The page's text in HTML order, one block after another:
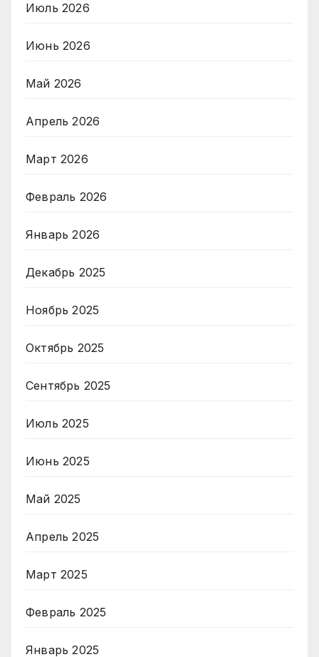
Июль 2026
Июнь 2026
Май 2026
Апрель 2026
Март 2026
Февраль 2026
Январь 2026
Декабрь 2025
Ноябрь 2025
Октябрь 2025
Сентябрь 2025
Июль 2025
Июнь 2025
Май 2025
Апрель 2025
Март 2025
Февраль 2025
Январь 2025